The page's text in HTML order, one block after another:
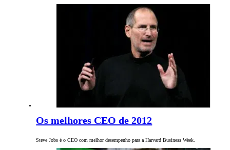
Os melhores CEO de 2012
Steve Jobs é o CEO com melhor desempenho para a Harvard Business Week.